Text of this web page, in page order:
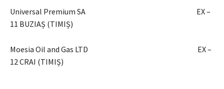
Universal Premium SA EX –
11 BUZIAȘ (TIMIȘ)
Moesia Oil and Gas LTD EX –
12 CRAI (TIMIȘ)